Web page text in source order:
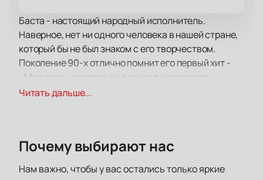
Баста - настоящий народный исполнитель.
Наверное, нет ни одного человека в нашей стране,
который бы не был знаком с его творчеством.
Поколение 90-х отлично помнит его первый хит -
«Моя игра», с которым музыкант колесил по
черноморскому побережью, а современные
жанровые аранжировки. Благодаря этому Баста
«Миллион голосов».
Читать дальше...
Почему выбирают нас
Нам важно, чтобы у вас остались только яркие